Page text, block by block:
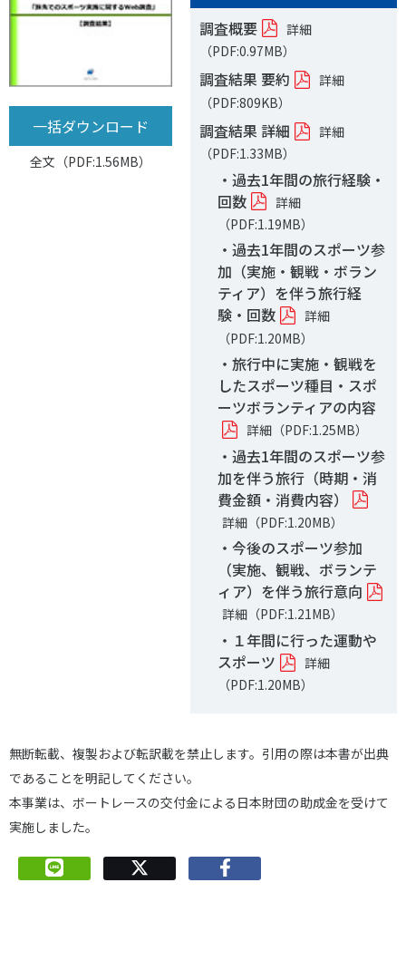
一括ダウンロード
全文（PDF:1.56MB）
調査概要
詳細
（PDF:0.97MB）
調査結果 要約
詳細
（PDF:809KB）
調査結果 詳細
詳細
（PDF:1.33MB）
・過去1年間の旅行経験・
回数
詳細
（PDF:1.19MB）
・過去1年間のスポーツ参
加（実施・観戦・ボラン
ティア）を伴う旅行経
験・回数
詳細
（PDF:1.20MB）
・旅行中に実施・観戦を
したスポーツ種目・スポ
ーツボランティアの内容
詳細（PDF:1.25MB）
・過去1年間のスポーツ参
加を伴う旅行（時期・消
費金額・消費内容）
詳細（PDF:1.20MB）
・今後のスポーツ参加
（実施、観戦、ボランテ
ィア）を伴う旅行意向
詳細（PDF:1.21MB）
・１年間に行った運動や
スポーツ
詳細
（PDF:1.20MB）
無断転載、複製および転訳載を禁止します。引用の際は本書が出典
であることを明記してください。
本事業は、ボートレースの交付金による日本財団の助成金を受けて
実施しました。